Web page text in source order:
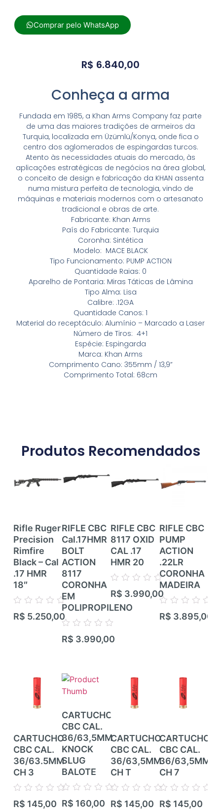
Comprar pelo WhatsApp
R$ 6.840,00
Conheça a arma
Fundada em 1985, a Khan Arms Company faz parte
de uma das maiores tradições de armeiros da
Turquia, localizada em Üzümlü/Konya, onde fica o
centro dos aglomerados de espingardas turcos.
Atento às necessidades atuais do mercado, às
aplicações estratégicas de negócios na área global,
o conceito de design e fabricação da KHAN assenta
numa mistura perfeita de tecnologia, vindo de
máquinas e materiais modernos com o artesanato
tradicional e obras de arte.
Fabricante: Khan Arms
País do Fabricante: Turquia
Coronha: Sintética
Modelo: MACE BLACK
Tipo Funcionamento: PUMP ACTION
Quantidade Raias: 0
Aparelho de Pontaria: Miras Táticas de Lâmina
Tipo Alma: Lisa
Calibre: .12GA
Quantidade Canos: 1
Material do receptáculo: Alumínio – Marcado a Laser
Número de Tiros: 4+1
Espécie: Espingarda
Marca: Khan Arms
Comprimento Cano: 355mm / 13,9”
Comprimento Total: 68cm
Produtos Recomendados
Rifle Ruger
Precision
Rimfire
Black – Cal
.17 HMR
18″
Avaliação
0
R$ 5.250,00
RIFLE CBC
Cal.17HMR
BOLT
ACTION
8117
CORONHA
EM
POLIPROPILENO
Avaliação
0
R$ 3.990,00
RIFLE CBC
8117 OXID
CAL .17
HMR 20
Avaliação
0
de
5
R$ 3.990,00
RIFLE CBC
PUMP
ACTION
.22LR
CORONHA
MADEIRA
Avaliação
0
R$ 3.895,00
CARTUCHO
CBC CAL.
36/63.5MM
CH 3
Avaliação
0
R$ 145,00
CARTUCHO
CBC CAL.
36/63,5MM
KNOCK
SLUG
BALOTE
Avaliação
0
R$ 160,00
CARTUCHO
CBC CAL.
36/63,5MM
CH T
Avaliação
0
R$ 145,00
CARTUCHO
CBC CAL.
36/63,5MM
CH 7
Avaliação
0
R$ 145,00